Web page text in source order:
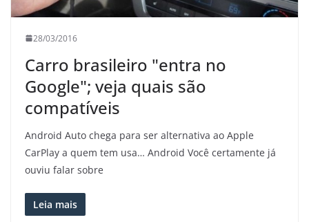
28/03/2016
Carro brasileiro "entra no
Google"; veja quais são
compatíveis
Android Auto chega para ser alternativa ao Apple
CarPlay a quem tem usa… Android Você certamente já
ouviu falar sobre
Leia mais